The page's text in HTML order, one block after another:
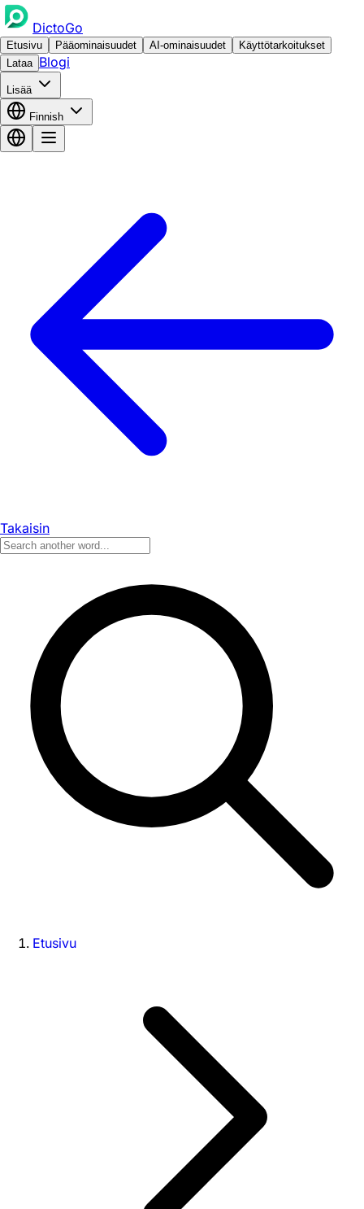
DictoGo
Etusivu Pääominaisuudet AI-ominaisuudet
Käyttötarkoitukset
Lataa Blogi
Lisää
Finnish
Takaisin
Etusivu